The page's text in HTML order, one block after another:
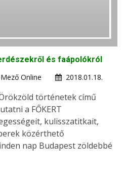
és faápolókról
Online
2018.01.18.
történetek című
a FŐKERT
kulisszatitkait,
közérthető
nap Budapest zöldebbé